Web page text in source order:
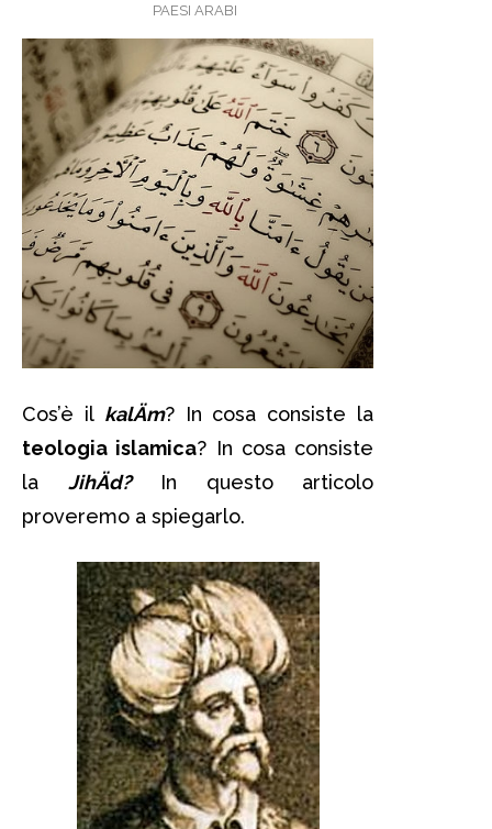
PAESI ARABI
Cos’è il kalÄm? In cosa consiste la
teologia islamica? In cosa consiste
la JihÄd?In questo articolo
proveremo a spiegarlo.